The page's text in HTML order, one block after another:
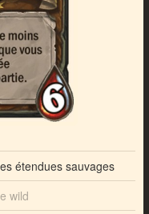
étendues sauvages
wild